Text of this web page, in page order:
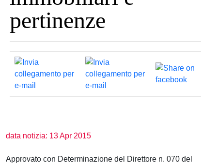
pertinenze
data notizia: 13 Apr 2015
Approvato con Determinazione del Direttore n. 070 del